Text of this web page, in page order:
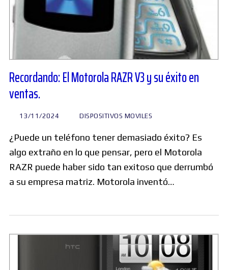
Recordando: El Motorola RAZR V3 y su éxito en
ventas.
13/11/2024 DISPOSITIVOS MOVILES
¿Puede un teléfono tener demasiado éxito? Es
algo extraño en lo que pensar, pero el Motorola
RAZR puede haber sido tan exitoso que derrumbó
a su empresa matriz. Motorola inventó…